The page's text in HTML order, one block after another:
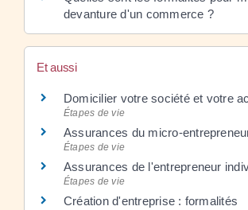
devanture d'un commerce ?
Et aussi
Domicilier votre société et votre
Étapes de vie
Assurances du micro-
Étapes de vie
Assurances de l'entrepreneur
Étapes de vie
Création d'entreprise : formalités